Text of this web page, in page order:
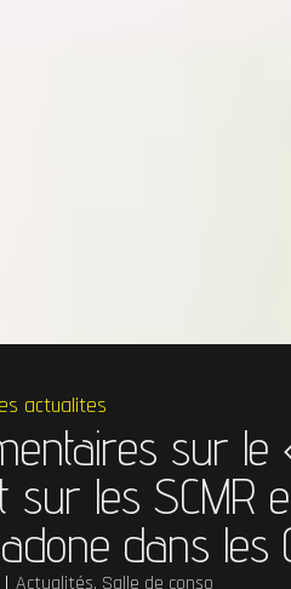
actualites
sur
sur les SCMR
dans les
Actualités, Salle de conso